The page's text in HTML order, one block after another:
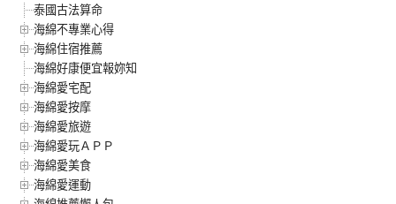
泰國古法算命
海綿不專業心得
海綿住宿推薦
海綿好康便宜報妳知
海綿愛宅配
海綿愛按摩
海綿愛旅遊
海綿愛玩ＡＰＰ
海綿愛美食
海綿愛運動